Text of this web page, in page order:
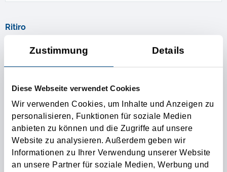
Zustimmung Details
Diese Webseite verwendet Cookies
Wir verwenden Cookies, um Inhalte und Anzeigen zu
personalisieren, Funktionen für soziale Medien
anbieten zu können und die Zugriffe auf unsere
Website zu analysieren. Außerdem geben wir
Informationen zu Ihrer Verwendung unserer Website
an unsere Partner für soziale Medien, Werbung und
Ritiro
Ritiro addizionale
Consegna
1. Consegna